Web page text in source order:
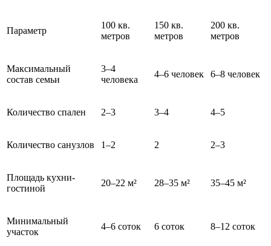
Параметр
100 кв.
метров
150 кв.
метров
200 кв.
метров
Максимальный
состав семьи
3–4
человека
4–6 человек 6–8 человек
Количество спален 2–3 3–4 4–5
Количество санузлов 1–2 2 2–3
Площадь кухни-
гостиной
20–22 м² 28–35 м² 35–45 м²
Минимальный
участок
4–6 соток 6 соток 8–12 соток